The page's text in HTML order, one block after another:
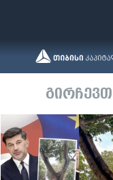
გირჩევთ